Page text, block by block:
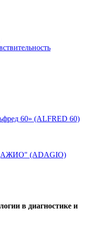
60» (ALFRED 60)
(ADAGIO)
в диагностике и